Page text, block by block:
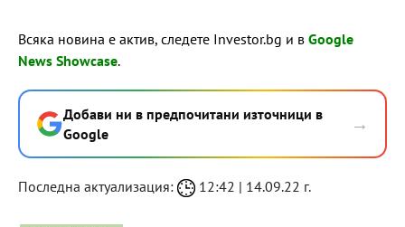
Всяка новина е актив, следете Investor.bg и в Google
News Showcase.
Добави ни в предпочитани източници в
Google
→
Последна актуализация: 12:42 | 14.09.22 г.